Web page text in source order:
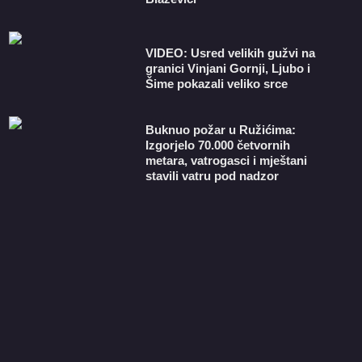
VIDEO: Usred velikih gužvi na
granici Vinjani Gornji, Ljubo i
Šime pokazali veliko srce
Buknuo požar u Ružićima:
Izgorjelo 70.000 četvornih
metara, vatrogasci i mještani
stavili vatru pod nadzor